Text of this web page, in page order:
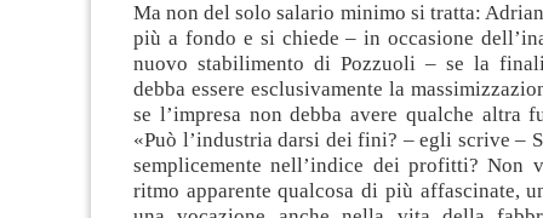
Ma non del solo salario minimo si tratta:
più a fondo e si chiede – in occasione
nuovo stabilimento di Pozzuoli – se la
debba essere esclusivamente la
se l’impresa non debba avere qualche altra
«Può l’industria darsi dei fini? – egli scrive –
semplicemente nell’indice dei profitti?
ritmo apparente qualcosa di più affascinate,